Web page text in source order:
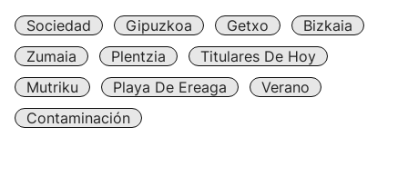
Sociedad Gipuzkoa Getxo
Bizkaia
Zumaia
Plentzia
Titulares De Hoy
Mutriku
Playa De Ereaga
Verano
Contaminación